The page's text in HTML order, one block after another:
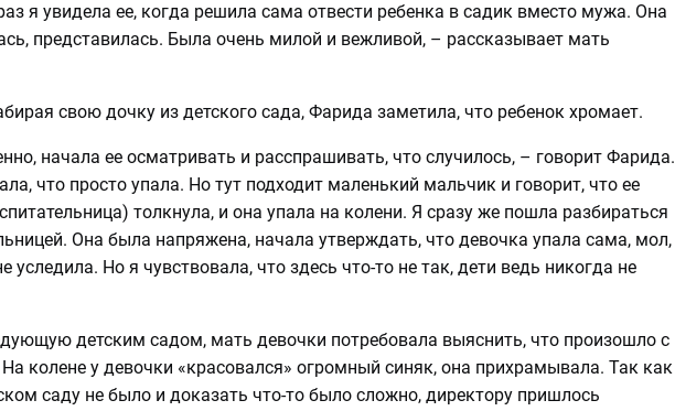
я увидела ее, когда решила сама отвести ребенка в садик вместо мужа. Она
представилась. Была очень милой и вежливой, – рассказывает мать
свою дочку из детского сада, Фарида заметила, что ребенок хромает.
начала ее осматривать и расспрашивать, что случилось, – говорит Фарида.
что просто упала. Но тут подходит маленький мальчик и говорит, что ее
толкнула, и она упала на колени. Я сразу же пошла разбираться
Она была напряжена, начала утверждать, что девочка упала сама, мол,
уследила. Но я чувствовала, что здесь что-то не так, дети ведь никогда не
детским садом, мать девочки потребовала выяснить, что произошло с
колене у девочки «красовался» огромный синяк, она прихрамывала. Так как
саду не было и доказать что-то было сложно, директору пришлось